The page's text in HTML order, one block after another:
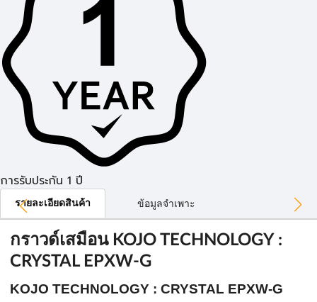
การรับประกัน 1 ปี
รายละเอียดสินค้า ข้อมูลจำเพาะ
กราวด์เสมือน KOJO TECHNOLOGY :
CRYSTAL EPXW-G
KOJO TECHNOLOGY : CRYSTAL EPXW-G